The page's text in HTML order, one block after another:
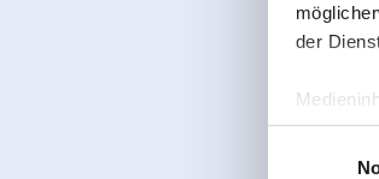
der
Zeller
Rohr